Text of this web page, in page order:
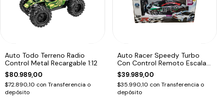
Auto Todo Terreno Radio
Control Metal Recargable 1:12
$80.989,00
$72.890,10 con Transferencia o
depósito
Auto Racer Speedy Turbo
Con Control Remoto Escala
1:18
$39.989,00
$35.990,10 con Transferencia o
depósito